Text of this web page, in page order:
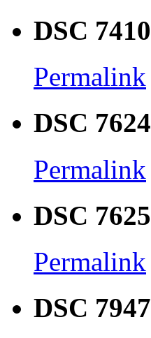
DSC 7410
Permalink
DSC 7624
Permalink
DSC 7625
Permalink
DSC 7947